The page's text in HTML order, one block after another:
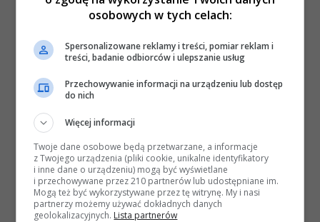
osobowych w tych celach:
Spersonalizowane reklamy i treści, pomiar reklam i
treści, badanie odbiorców i ulepszanie usług
Przechowywanie informacji na urządzeniu lub dostęp
do nich
Więcej informacji
Twoje dane osobowe będą przetwarzane, a informacje
z Twojego urządzenia (pliki cookie, unikalne identyfikatory
i inne dane o urządzeniu) mogą być wyświetlane
i przechowywane przez 210 partnerów lub udostępniane im.
Mogą też być wykorzystywane przez tę witrynę. My i nasi
partnerzy możemy używać dokładnych danych
geolokalizacyjnych. Lista partnerów